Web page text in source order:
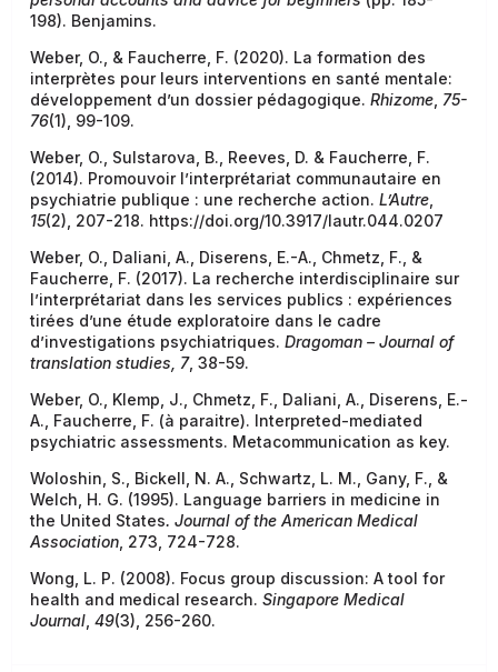
198). Benjamins.
Weber, O., & Faucherre, F. (2020). La formation des
interprètes pour leurs interventions en santé mentale:
développement d’un dossier pédagogique. Rhizome 75-
76(1), 99-109.
Weber, O., Sulstarova, B., Reeves, D. & Faucherre, F.
(2014). Promouvoir l’interprétariat communautaire en
psychiatrie publique : une recherche action. L’Autre
15(2), 207-218. https://doi.org/10.3917/lautr.044.0207
Weber, O., Daliani, A., Diserens, E.-A., Chmetz, F., &
Faucherre, F. (2017). La recherche interdisciplinaire sur
l’interprétariat dans les services publics : expériences
tirées d’une étude exploratoire dans le cadre
d’investigations psychiatriques. Dragoman – Journal of
translation studies, 7, 38-59.
Weber, O., Klemp, J., Chmetz, F., Daliani, A., Diserens, E.-
A., Faucherre, F. (à paraitre). Interpreted-mediated
psychiatric assessments. Metacommunication as key.
Woloshin, S., Bickell, N. A., Schwartz, L. M., Gany, F., &
Welch, H. G. (1995). Language barriers in medicine in
the United States. Journal of the American Medical
Association , 273, 724-728.
Wong, L. P. (2008). Focus group discussion: A tool for
health and medical research. Singapore Medical
Journal 49(3), 256-260.